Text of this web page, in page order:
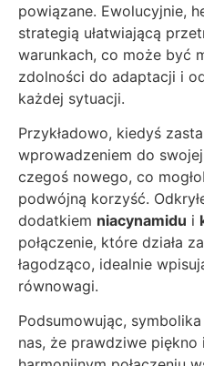
powiązane. Ewolucyjnie,
strategią ułatwiającą
warunkach, co może być
zdolności do adaptacji i
każdej sytuacji.
Przykładowo, kiedyś
wprowadzeniem do
czegoś nowego, co
podwójną korzyść.
dodatkiem niacynamidu i
połączenie, które działa
łagodząco, idealnie
równowagi.
Podsumowując,
nas, że prawdziwe